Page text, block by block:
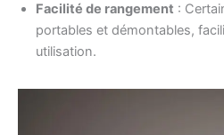
Facilité de rangement :
portables et démontables,
utilisation.